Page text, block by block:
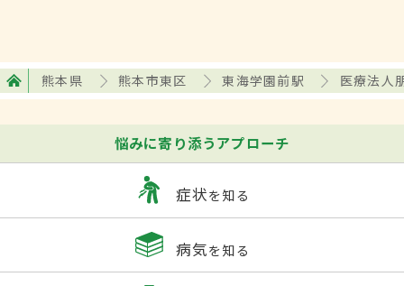
熊本県 熊本市東区 東海学園前駅 医療法人
悩みに寄り添うアプローチ
症状を知る
病気を知る